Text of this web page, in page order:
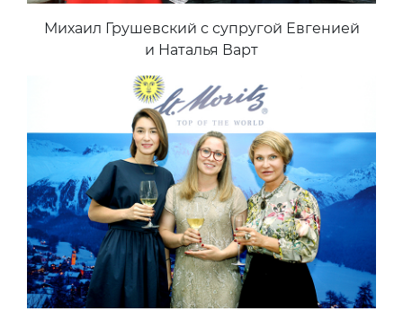
Михаил Грушевский с супругой Евгенией
и Наталья Варт